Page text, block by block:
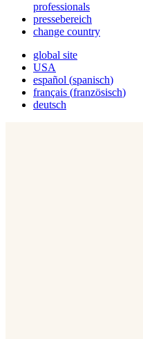
professionals
pressebereich
change country
global site
USA
español (spanisch)
français (französisch)
deutsch